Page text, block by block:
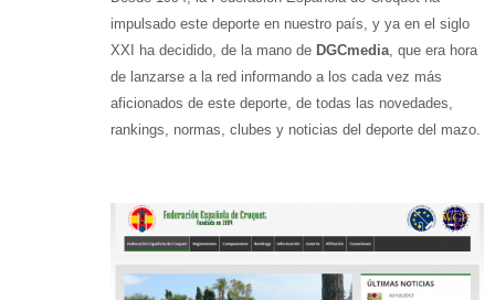
impulsado este deporte en nuestro país, y ya en el siglo
XXI ha decidido, de la mano de DGCmedia , que era hora
de lanzarse a la red informando a los cada vez más
aficionados de este deporte, de todas las novedades,
rankings, normas, clubes y noticias del deporte del mazo.